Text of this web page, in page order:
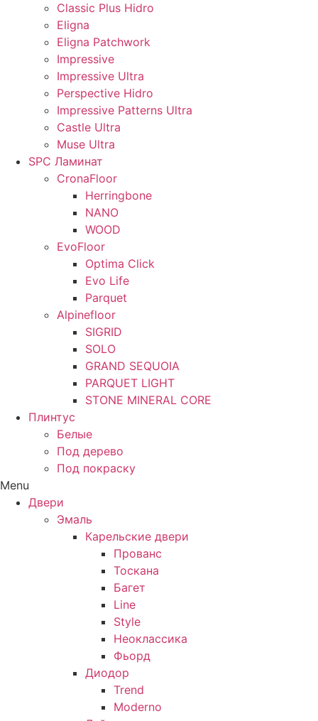
Classic Plus Hidro
Eligna
Eligna Patchwork
Impressive
Impressive Ultra
Perspective Hidro
Impressive Patterns Ultra
Castle Ultra
Muse Ultra
SPC Ламинат
CronaFloor
Herringbone
NANO
WOOD
EvoFloor
Optima Click
Evo Life
Parquet
Alpinefloor
SIGRID
SOLO
GRAND SEQUOIA
PARQUET LIGHT
STONE MINERAL CORE
Плинтус
Белые
Под дерево
Под покраску
Menu
Двери
Эмаль
Карельские двери
Прованc
Тоскана
Багет
Line
Style
Неоклассика
Фьорд
Диодор
Trend
Moderno